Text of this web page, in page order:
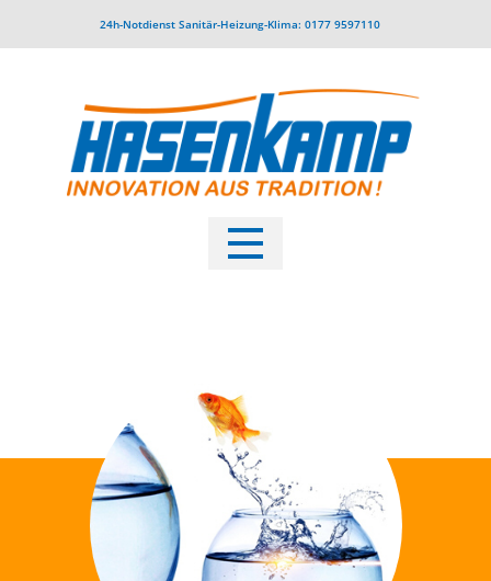
24h-Notdienst Sanitär-Heizung-Klima: 0177 9597110